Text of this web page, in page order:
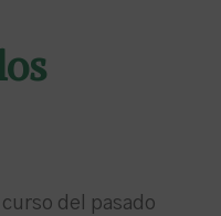
del pasado